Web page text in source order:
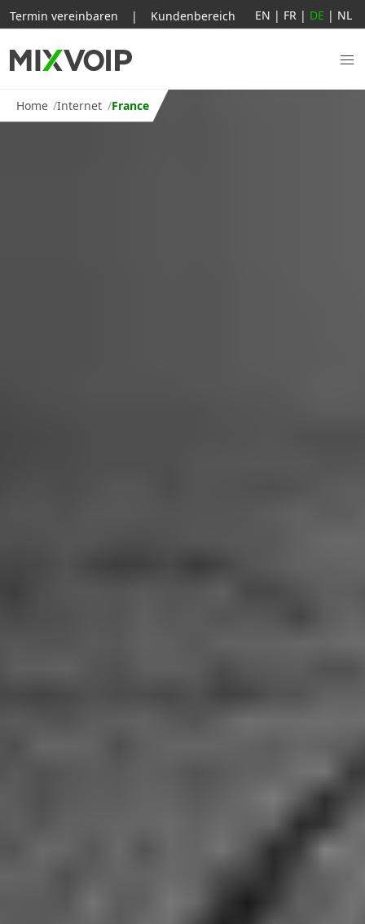
Home Internet France
Termin vereinbaren | Kundenbereich EN | FR | DE | NL